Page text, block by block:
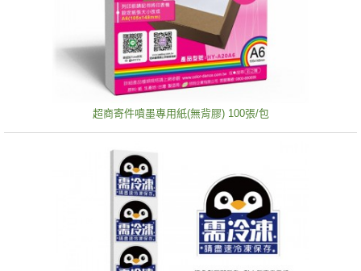
超商寄件噴墨專用紙(無背膠) 100張/包